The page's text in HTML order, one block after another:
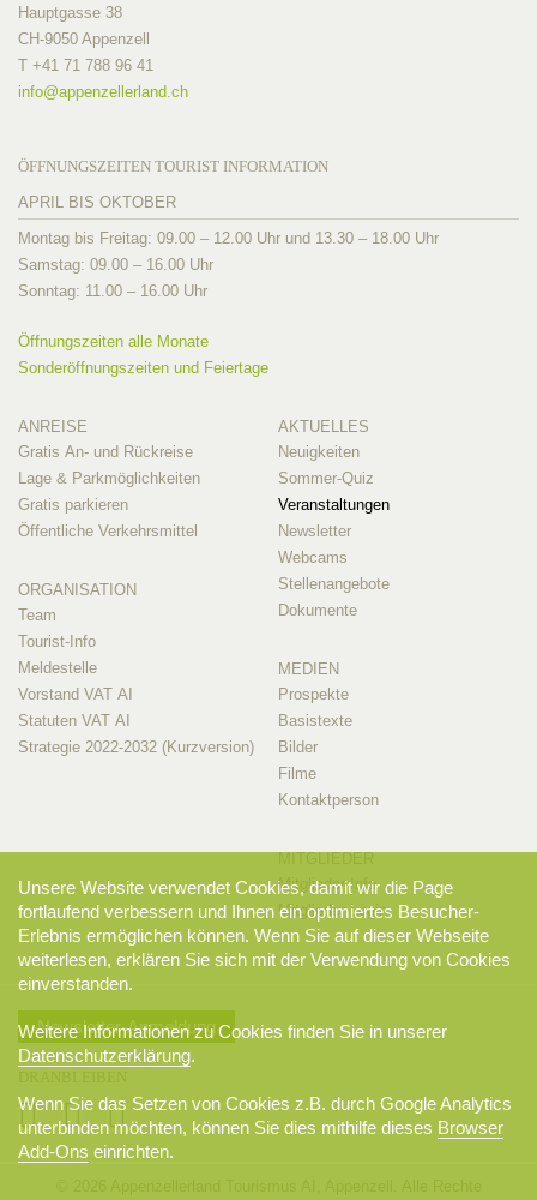
Hauptgasse 38
CH-9050 Appenzell
T +41 71 788 96 41
info@appenzellerland.ch
ÖFFNUNGSZEITEN TOURIST INFORMATION
APRIL BIS OKTOBER
Montag bis Freitag: 09.00 – 12.00 Uhr und 13.30 – 18.00 Uhr
Samstag: 09.00 – 16.00 Uhr
Sonntag: 11.00 – 16.00 Uhr
Öffnungszeiten alle Monate
Sonderöffnungszeiten und Feiertage
ANREISE
Gratis An- und Rückreise
Lage & Parkmöglichkeiten
Gratis parkieren
Öffentliche Verkehrsmittel
ORGANISATION
Team
Tourist-Info
Meldestelle
Vorstand VAT AI
Statuten VAT AI
Strategie 2022-2032 (Kurzversion)
AKTUELLES
Neuigkeiten
Sommer-Quiz
Veranstaltungen
Newsletter
Webcams
Stellenangebote
Dokumente
MEDIEN
Prospekte
Basistexte
Bilder
Filme
Kontaktperson
MITGLIEDER
Mitglieder-Info
Mitglieder-Login
Newsletter-Anmeldung
Unsere Website verwendet Cookies, damit wir die Page
fortlaufend verbessern und Ihnen ein optimiertes Besucher-
Erlebnis ermöglichen können. Wenn Sie auf dieser Webseite
weiterlesen, erklären Sie sich mit der Verwendung von Cookies
einverstanden.
Weitere Informationen zu Cookies finden Sie in unserer
Datenschutzerklärung.
Wenn Sie das Setzen von Cookies z.B. durch Google Analytics
unterbinden möchten, können Sie dies mithilfe dieses Browser
Add-Ons einrichten.